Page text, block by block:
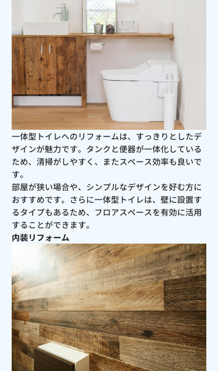
一体型トイレへのリフォームは、すっきりとしたデ
ザインが魅力です。タンクと便器が一体化している
ため、清掃がしやすく、またスペース効率も良いで
す。
部屋が狭い場合や、シンプルなデザインを好む方に
おすすめです。さらに一体型トイレは、壁に設置す
るタイプもあるため、フロアスペースを有効に活用
することができます。
内装リフォーム